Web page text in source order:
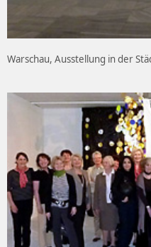
Warschau, Ausstellung in der